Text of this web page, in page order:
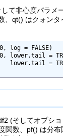
て非心度パラメ
、qt() はクォン
log = FALSE)
lower.tail =
=
(そしてオプシ
関数、pf() は分